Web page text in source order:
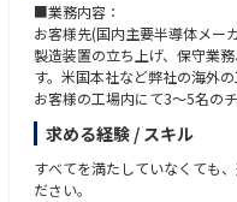
■業務内容：
お客様先(国内主要半導体メー
製造装置の立ち上げ、保守業
す。米国本社など弊社の海外
お客様の工場内にて3～5名の
セッティング(組立て)、基本性
ローを行います。更に保守業
ラブル対応を行い、不具合発
し、的確なソリューションを提
求める経験 / スキル
すべてを満たしていなくても
ださい。